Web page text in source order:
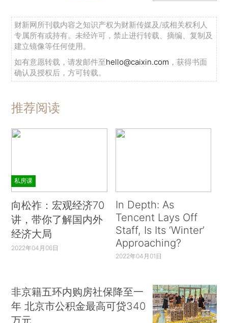
财新网所刊载内容之知识产权为财新传媒及/或相关权利人
专属所有或持有。未经许可，禁止进行转载、摘编、复制及
建立镜像等任何使用。
如有意愿转载，请发邮件至hello@caixin.com ，获得书面
确认及授权后，方可转载。
推荐阅读
私房课
向松祚：宏观经济70
讲，带你了解国内外
经济大局
2022年04月06日
In Depth: As
Tencent Lays Off
Staff, Is Its ‘Winter’
Approaching?
2022年04月01日
非京籍五环内购房社保降至一
年 北京市公积金最高可贷340
万元